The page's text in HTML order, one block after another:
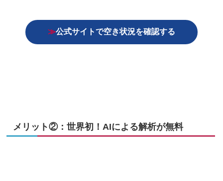
≫公式サイトで空き状況を確認する
メリット②：世界初！AIによる解析が無料